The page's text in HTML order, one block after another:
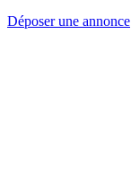
Déposer une annonce